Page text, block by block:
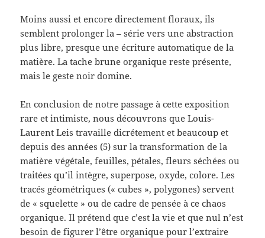
Moins aussi et encore directement floraux, ils
semblent prolonger la – série vers une abstraction
plus libre, presque une écriture automatique de la
matière. La tache brune organique reste présente,
mais le geste noir domine.
En conclusion de notre passage à cette exposition
rare et intimiste, nous découvrons que Louis-
Laurent Leis travaille dicrétement et beaucoup et
depuis des années (5) sur la transformation de la
matière végétale, feuilles, pétales, fleurs séchées ou
traitées qu’il intègre, superpose, oxyde, colore. Les
tracés géométriques (« cubes », polygones) servent
de « squelette » ou de cadre de pensée à ce chaos
organique. Il prétend que c’est la vie et que nul n’est
besoin de figurer l’être organique pour l’extraire